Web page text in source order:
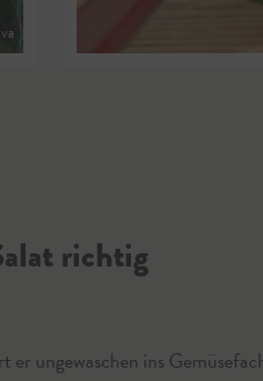
richtig
ungewaschen ins